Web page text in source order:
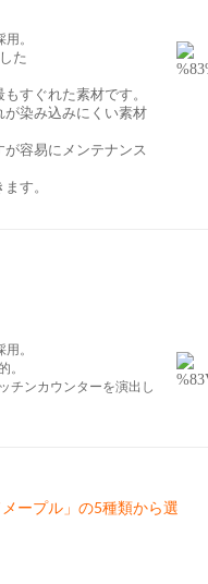
。
た
すぐれた素材です。
染み込みにくい素材
容易にメンテナンス
す。
。
。
チンカウンターを演出し
ープル」の5種類から選